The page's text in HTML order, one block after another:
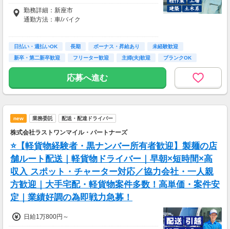
※上記は一例です。
り変動します
・各種手当あり（残業手当、休出手当、深夜勤
務がある場合は深夜手当 など）
■日払い制度（新制度）※規定あり
・最短5分で働いた分の給与を口座受取可能
・スマホからカンタン申請
・1,000円単位で利用可能
■交通費 上限30,000円まで支給 ※会社規定有
り
勤務詳細：新座市
通勤方法：車/バイク
※構内の（無料）駐車場利用OK
※募集の勤務地は面接地の一例です。
ご希望の地域や条件などを伺いながらあなた
日払い・週払いOK 長期 ボーナス・昇給あり
未経験歓迎
新卒・第二新卒歓迎
フリーター歓迎 主婦(夫)歓迎
ブランクOK
学歴不問
応募へ進む
new 業務委託 配送・配達ドライバー
株式会社ラストワンマイル・パートナーズ
⭐【軽貨物経験者・黒ナンバー所有者歓迎】製麺の店
舗ルート配送｜軽貨物ドライバー｜早朝×短時間×高
収入 スポット・チャーター対応／協力会社・一人親
方歓迎｜大手宅配・軽貨物案件多数！高単価・案件安
定｜業績好調の為即戦力急募！
日給1万800円～